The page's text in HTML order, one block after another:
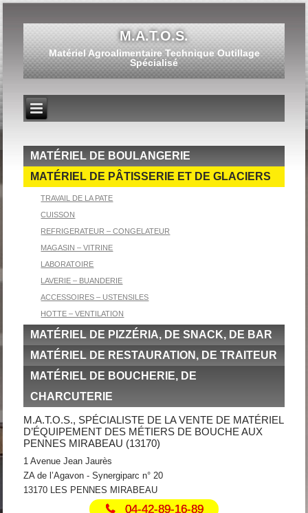
M.A.T.O.S.
Matériel Agroalimentaire Technique Outillage
Spécialisé
MATÉRIEL DE BOULANGERIE
MATÉRIEL DE PÂTISSERIE ET DE GLACIERS
TRAVAIL DE LA PATE
CUISSON
REFRIGERATEUR – CONGELATEUR
MAGASIN – VITRINE
LABORATOIRE
LAVERIE – BUANDERIE
ACCESSOIRES – USTENSILES
HOTTE – VENTILATION
MATÉRIEL DE PIZZÉRIA, DE SNACK, DE BAR
MATÉRIEL DE RESTAURATION, DE TRAITEUR
MATÉRIEL DE BOUCHERIE, DE
CHARCUTERIE
M.A.T.O.S., SPÉCIALISTE DE LA VENTE DE MATÉRIEL
D’ÉQUIPEMENT DES MÉTIERS DE BOUCHE AUX
PENNES MIRABEAU (13170)
1 Avenue Jean Jaurès
ZA de l’Agavon - Synergiparc n° 20
13170 LES PENNES MIRABEAU
04-42-89-16-89